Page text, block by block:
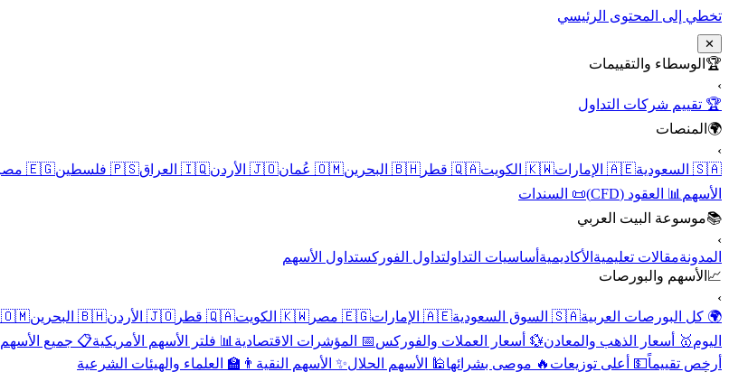
تخطي إلى المحتوى الرئيسي
✕
🏆 الوسطاء والتقييمات
›
🏆 تقييم شركات التداول
🌍 المنصات
›
🇸🇦 السعودية
🇦🇪 الإمارات 🇰🇼 الكويت 🇶🇦 قطر 🇧🇭 البحرين 🇴🇲 عُمان 🇯🇴 الأردن 🇮🇶 العراق 🇵🇸 فلسطين 🇪🇬 مصر
الأسهم 📊 العقود (CFD)
📜 السندات
📚موسوعة البيت العربي
›
المدونةمقالات تعليمية الأكاديمية أساسيات التداولتداول الفوركستداول الأسهم
📈 الأسهم والبورصات
›
🌍 كل البورصات العربية🇸🇦 السوق السعودية 🇦🇪 الإمارات 🇪🇬 مصر 🇰🇼 الكويت 🇶🇦 قطر 🇯🇴 الأردن 🇧🇭 البحرين 🇴🇲 عُمان
اليوم🥇 أسعار الذهب والمعادن💱 أسعار العملات والفوركس📅 المؤشرات الاقتصادية 📊 فلتر الأسهم الأمريكية📋 جميع الأسهم
أرخص تقييماً💵 أعلى توزيعات 🔥 موصى بشرائها🕌 الأسهم الحلال✨ الأسهم النقية 👨‍🏫 العلماء والهيئات الشرعية